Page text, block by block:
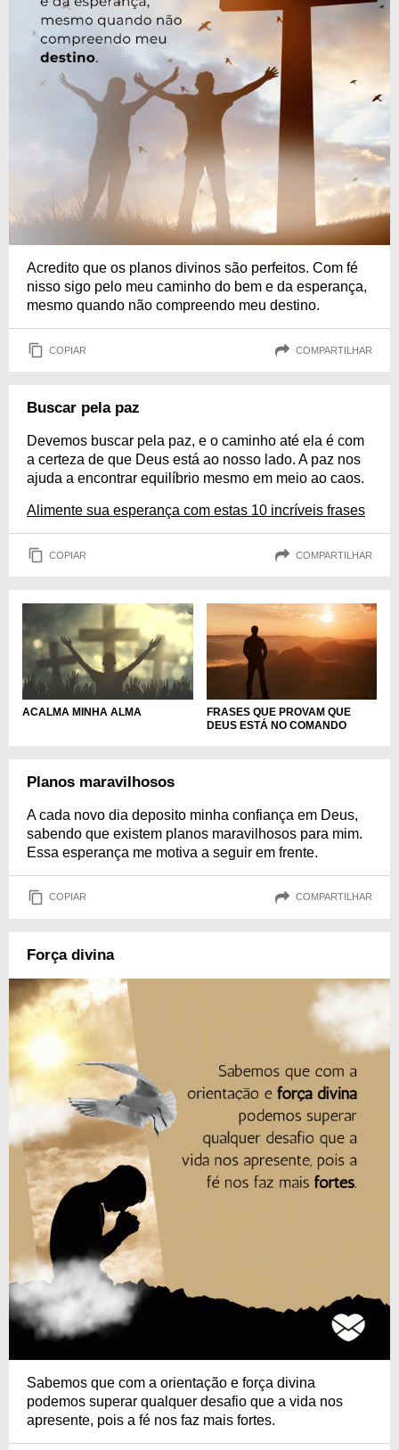
Acredito que os planos divinos são perfeitos. Com fé
nisso sigo pelo meu caminho do bem e da esperança,
mesmo quando não compreendo meu destino.
COPIAR COMPARTILHAR
Buscar pela paz
Devemos buscar pela paz, e o caminho até ela é com
a certeza de que Deus está ao nosso lado. A paz nos
ajuda a encontrar equilíbrio mesmo em meio ao caos.
Alimente sua esperança com estas 10 incríveis frases
COPIAR COMPARTILHAR
ACALMA MINHA ALMA
FRASES QUE PROVAM QUE
DEUS ESTÁ NO COMANDO
Planos maravilhosos
A cada novo dia deposito minha confiança em Deus,
sabendo que existem planos maravilhosos para mim.
Essa esperança me motiva a seguir em frente.
COPIAR COMPARTILHAR
Força divina
Sabemos que com a orientação e força divina
podemos superar qualquer desafio que a vida nos
apresente, pois a fé nos faz mais fortes.